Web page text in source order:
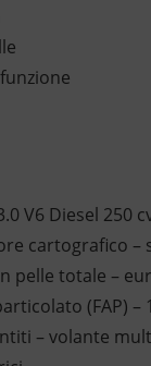
V6 Diesel 250
cartografico –
pelle totale –
(FAP) –
– volante